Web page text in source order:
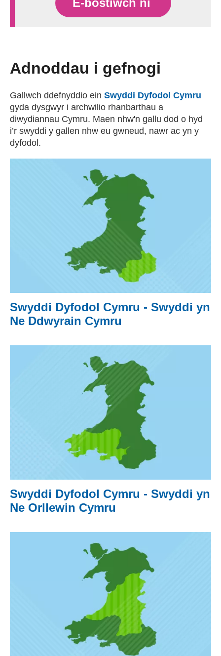
E-bostiwch ni
Adnoddau i gefnogi
Gallwch ddefnyddio ein Swyddi Dyfodol Cymru
gyda dysgwyr i archwilio rhanbarthau a
diwydiannau Cymru. Maen nhw'n gallu dod o hyd
i’r swyddi y gallen nhw eu gwneud, nawr ac yn y
dyfodol.
Swyddi Dyfodol Cymru - Swyddi yn
Ne Ddwyrain Cymru
Swyddi Dyfodol Cymru - Swyddi yn
Ne Orllewin Cymru